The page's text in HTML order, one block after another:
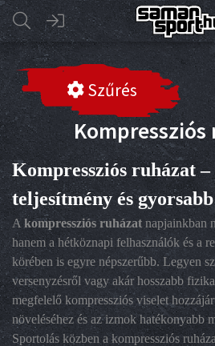
Szűrés
Kompressziós ruházat
teljesítmény és
A kompressziós ruházat napjainkban
hanem a hétköznapi felhasználók és a
körében is egyre népszerűbb. Legyen
versenyzésről vagy akár hosszabb
megfelelő kompressziós viselet
növeléséhez és az izmok hatékonyabb
Sportolás közben a kompressziós